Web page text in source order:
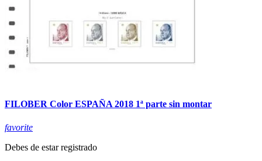
FILOBER Color ESPAÑA 2018 1ª parte sin montar
favorite
Debes de estar registrado